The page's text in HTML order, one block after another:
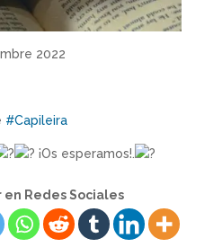
2022
#Capileira
¡Os esperamos!.
en Redes Sociales